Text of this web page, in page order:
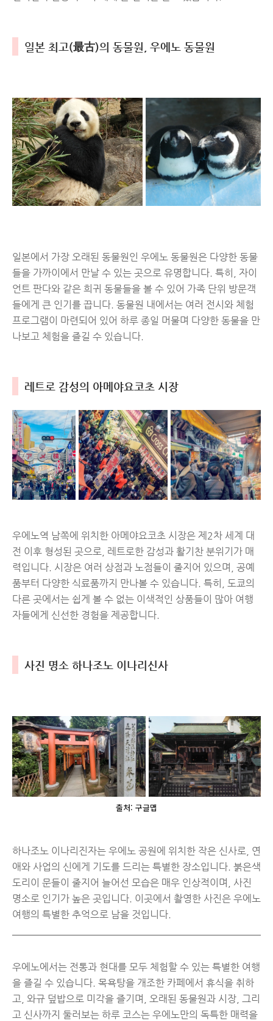
일본 최고(最古)의 동물원, 우에노 동물원
일본에서 가장 오래된 동물원인 우에노 동물원은 다양한 동물
들을 가까이에서 만날 수 있는 곳으로 유명합니다. 특히, 자이
언트 판다와 같은 희귀 동물들을 볼 수 있어 가족 단위 방문객
들에게 큰 인기를 끕니다. 동물원 내에서는 여러 전시와 체험
프로그램이 마련되어 있어 하루 종일 머물며 다양한 동물을 만
나보고 체험을 즐길 수 있습니다.
레트로 감성의 아메야요코초 시장
우에노역 남쪽에 위치한 아메야요코초 시장은 제2차 세계 대
전 이후 형성된 곳으로, 레트로한 감성과 활기찬 분위기가 매
력입니다. 시장은 여러 상점과 노점들이 줄지어 있으며, 공예
품부터 다양한 식료품까지 만나볼 수 있습니다. 특히, 도쿄의
다른 곳에서는 쉽게 볼 수 없는 이색적인 상품들이 많아 여행
자들에게 신선한 경험을 제공합니다.
사진 명소 하나조노 이나리신사
출처: 구글맵
하나조노 이나리진자는 우에노 공원에 위치한 작은 신사로, 연
애와 사업의 신에게 기도를 드리는 특별한 장소입니다. 붉은색
도리이 문들이 줄지어 늘어선 모습은 매우 인상적이며, 사진
명소로 인기가 높은 곳입니다. 이곳에서 촬영한 사진은 우에노
여행의 특별한 추억으로 남을 것입니다.
우에노에서는 전통과 현대를 모두 체험할 수 있는 특별한 여행
을 즐길 수 있습니다. 목욕탕을 개조한 카페에서 휴식을 취하
고, 와규 덮밥으로 미각을 즐기며, 오래된 동물원과 시장, 그리
고 신사까지 둘러보는 하루 코스는 우에노만의 독특한 매력을